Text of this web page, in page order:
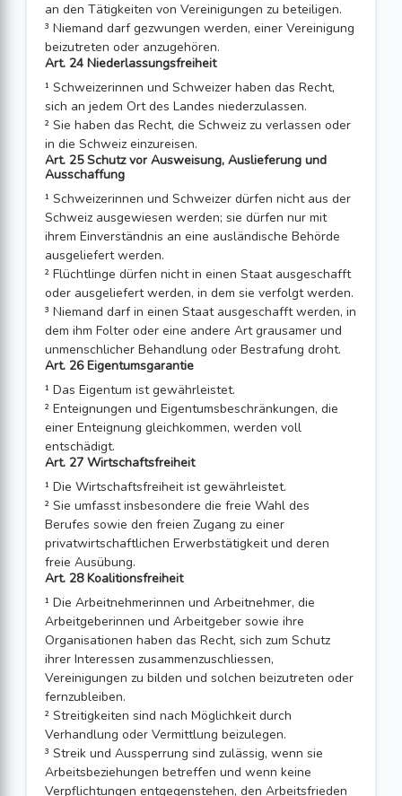
an den Tätigkeiten von Vereinigungen zu beteiligen.
³ Niemand darf gezwungen werden, einer Vereinigung
beizutreten oder anzu­gehören.
Art. 24 Niederlassungsfreiheit
¹ Schweizerinnen und Schweizer haben das Recht,
sich an jedem Ort des Landes niederzulassen.
² Sie haben das Recht, die Schweiz zu verlassen oder
in die Schweiz einzureisen.
Art. 25 Schutz vor Ausweisung, Auslieferung und
Ausschaffung
¹ Schweizerinnen und Schweizer dürfen nicht aus der
Schweiz ausgewiesen werden; sie dürfen nur mit
ihrem Einverständnis an eine ausländische Behörde
ausgeliefert werden.
² Flüchtlinge dürfen nicht in einen Staat ausgeschafft
oder ausgeliefert werden, in dem sie verfolgt werden.
³ Niemand darf in einen Staat ausgeschafft werden, in
dem ihm Folter oder eine andere Art grausamer und
unmenschlicher Behandlung oder Bestrafung droht.
Art. 26 Eigentumsgarantie
¹ Das Eigentum ist gewährleistet.
² Enteignungen und Eigentumsbeschränkungen, die
einer Enteignung gleichkom­men, werden voll
entschädigt.
Art. 27 Wirtschaftsfreiheit
¹ Die Wirtschaftsfreiheit ist gewährleistet.
² Sie umfasst insbesondere die freie Wahl des
Berufes sowie den freien Zugang zu einer
privatwirtschaftlichen Erwerbstätigkeit und deren
freie Ausübung.
Art. 28 Koalitionsfreiheit
¹ Die Arbeitnehmerinnen und Arbeitnehmer, die
Arbeitgeberinnen und Arbeitgeber sowie ihre
Organisationen haben das Recht, sich zum Schutz
ihrer Interessen zusammenzuschliessen,
Vereinigungen zu bilden und solchen beizutreten oder
fernzu­bleiben.
² Streitigkeiten sind nach Möglichkeit durch
Verhandlung oder Vermittlung beizu­legen.
³ Streik und Aussperrung sind zulässig, wenn sie
Arbeitsbeziehungen betreffen und wenn keine
Verpflichtungen entgegenstehen, den Arbeitsfrieden